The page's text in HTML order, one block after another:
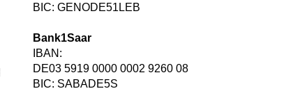
BIC: GENODE51LEB
Bank1Saar
IBAN:
DE03 5919 0000 0002 9260 08
BIC: SABADE5S